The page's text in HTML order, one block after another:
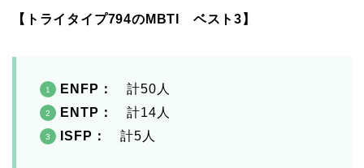
【トライタイプ794のMBTI ベスト3】
ENFP ：
計50人
ENTP：
計14人
ISFP：
計5人